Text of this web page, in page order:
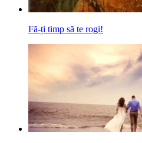
Fă-ți timp să te rogi!